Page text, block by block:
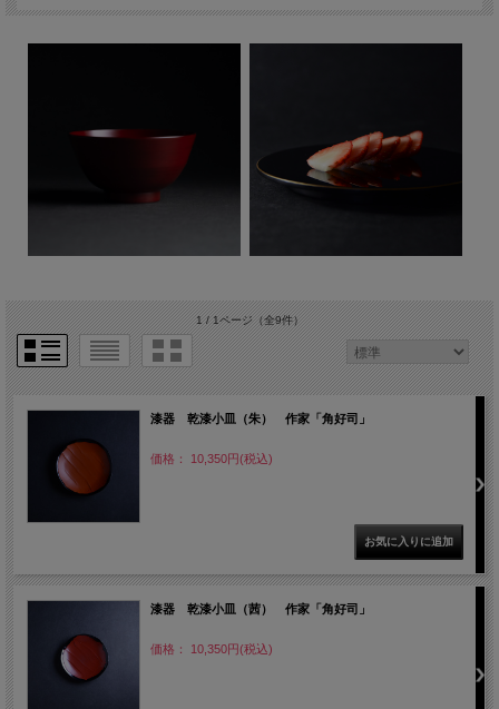
1 / 1ページ（全9件）
漆器 乾漆小皿（朱） 作家「角好司」
価格： 10,350円(税込)
漆器 乾漆小皿（茜） 作家「角好司」
価格： 10,350円(税込)